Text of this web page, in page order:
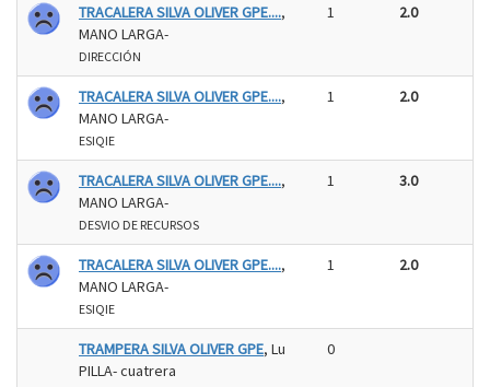
TRACALERA SILVA OLIVER GPE....,
MANO LARGA-
DIRECCIÓN
1 2.0
TRACALERA SILVA OLIVER GPE....,
MANO LARGA-
ESIQIE
1 2.0
TRACALERA SILVA OLIVER GPE....,
MANO LARGA-
DESVIO DE RECURSOS
1 3.0
TRACALERA SILVA OLIVER GPE....,
MANO LARGA-
ESIQIE
1 2.0
TRAMPERA SILVA OLIVER GPE, Lu
PILLA- cuatrera
0